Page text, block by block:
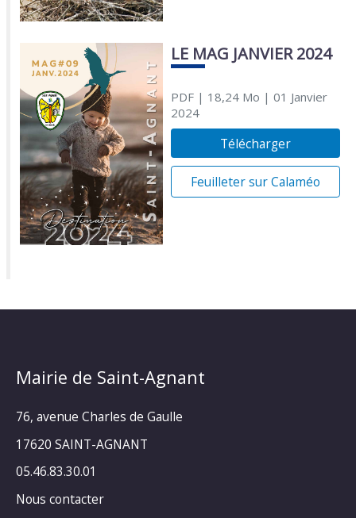
LE MAG JANVIER 2024
PDF| 18,24 Mo | 01 Janvier
2024
Télécharger
Feuilleter sur Calaméo
Mairie de Saint-Agnant
76, avenue Charles de Gaulle
17620 SAINT-AGNANT
05.46.83.30.01
Nous contacter